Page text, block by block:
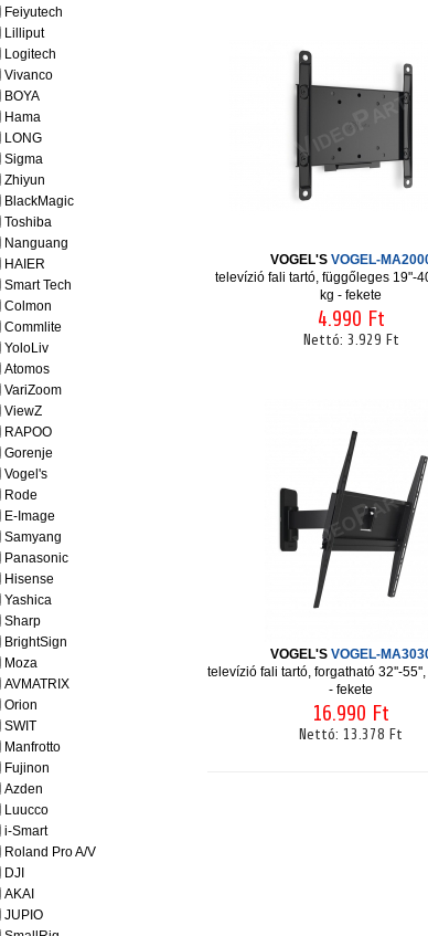
Feiyutech
Lilliput
Logitech
Vivanco
BOYA
Hama
LONG
Sigma
Zhiyun
BlackMagic
Toshiba
Nanguang
HAIER
Smart Tech
Colmon
Commlite
YoloLiv
Atomos
VariZoom
ViewZ
RAPOO
Gorenje
Vogel's
Rode
E-Image
Samyang
Panasonic
Hisense
Yashica
Sharp
BrightSign
Moza
AVMATRIX
Orion
SWIT
Manfrotto
Fujinon
Azden
Luucco
i-Smart
Roland Pro A/V
DJI
AKAI
JUPIO
VOGEL'S VOGEL-
televízió fali tartó, függőleges 19"-
kg - fekete
4.990 Ft
Nettó: 3.929 Ft
VOGEL'S VOGEL-
televízió fali tartó, forgatható 32''-
- fekete
16.990 Ft
Nettó: 13.378 Ft